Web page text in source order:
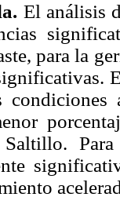
El análisis
para la
condiciones